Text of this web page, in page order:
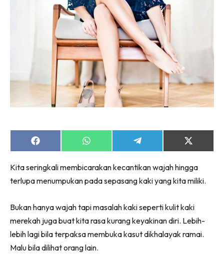
Share
on
Share
on
Share
on
Share
on
(Twitter)
Kita seringkali membicarakan kecantikan wajah hingga
terlupa menumpukan pada sepasang kaki yang kita miliki.
Bukan hanya wajah tapi masalah kaki seperti kulit kaki
merekah juga buat kita rasa kurang keyakinan diri. Lebih-
lebih lagi bila terpaksa membuka kasut dikhalayak ramai.
Malu bila dilihat orang lain.